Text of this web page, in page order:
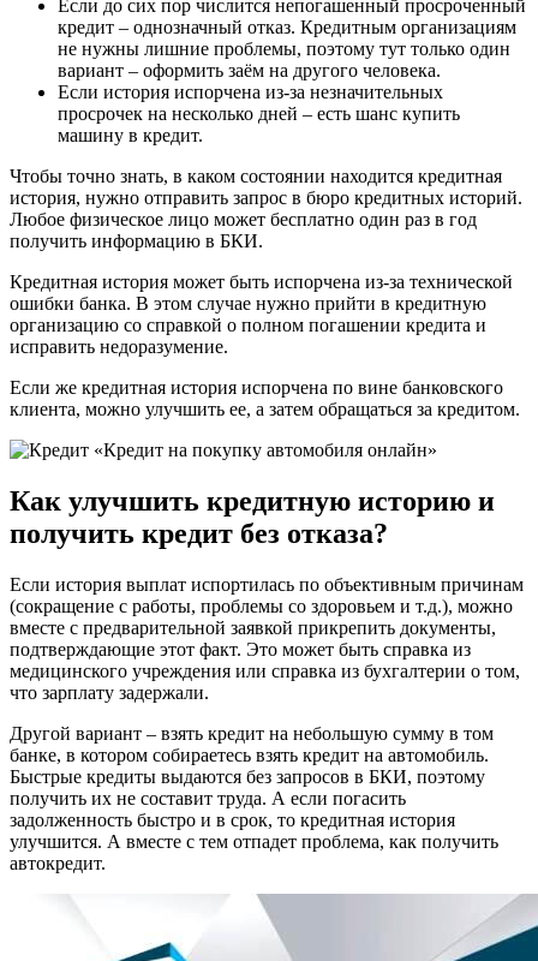
Если до сих пор числится непогашенный просроченный
кредит – однозначный отказ. Кредитным организациям
не нужны лишние проблемы, поэтому тут только один
вариант – оформить заём на другого человека.
Если история испорчена из-за незначительных
просрочек на несколько дней – есть шанс купить
машину в кредит.
Чтобы точно знать, в каком состоянии находится кредитная
история, нужно отправить запрос в бюро кредитных историй.
Любое физическое лицо может бесплатно один раз в год
получить информацию в БКИ.
Кредитная история может быть испорчена из-за технической
ошибки банка. В этом случае нужно прийти в кредитную
организацию со справкой о полном погашении кредита и
исправить недоразумение.
Если же кредитная история испорчена по вине банковского
клиента, можно улучшить ее, а затем обращаться за кредитом.
Как улучшить кредитную историю и
получить кредит без отказа?
Если история выплат испортилась по объективным причинам
(сокращение с работы, проблемы со здоровьем и т.д.), можно
вместе с предварительной заявкой прикрепить документы,
подтверждающие этот факт. Это может быть справка из
медицинского учреждения или справка из бухгалтерии о том,
что зарплату задержали.
Другой вариант – взять кредит на небольшую сумму в том
банке, в котором собираетесь взять кредит на автомобиль.
Быстрые кредиты выдаются без запросов в БКИ, поэтому
получить их не составит труда. А если погасить
задолженность быстро и в срок, то кредитная история
улучшится. А вместе с тем отпадет проблема, как получить
автокредит.